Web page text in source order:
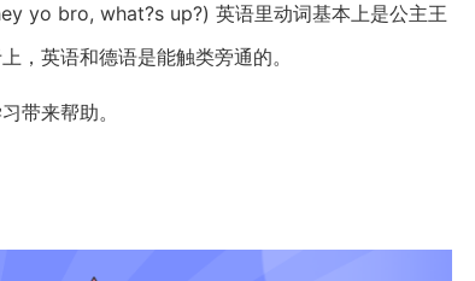
yo bro, what?s up?) 英语里动词基本上是公主王
，英语和德语是能触类旁通的。
带来帮助。